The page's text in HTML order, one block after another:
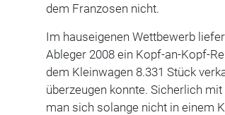
dem Franzosen nicht.
Im hauseigenen Wettbewerb
Ableger 2008 ein Kopf-an-Kopf-
dem Kleinwagen 8.331 Stück
überzeugen konnte. Sicherlich
man sich solange nicht in einem